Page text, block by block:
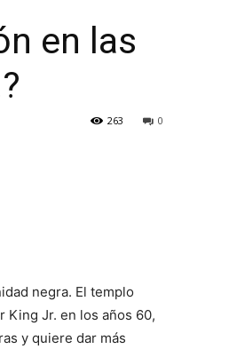
en las
0
263
negra. El templo
King Jr. en los años 60,
y quiere dar más